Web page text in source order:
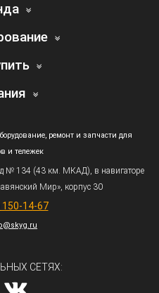
ремонт и запчасти для
и тележек
№ 134 (43км. МКАД), в навигаторе
Мир», корпус 30
150-14-67
СЕТЯХ: